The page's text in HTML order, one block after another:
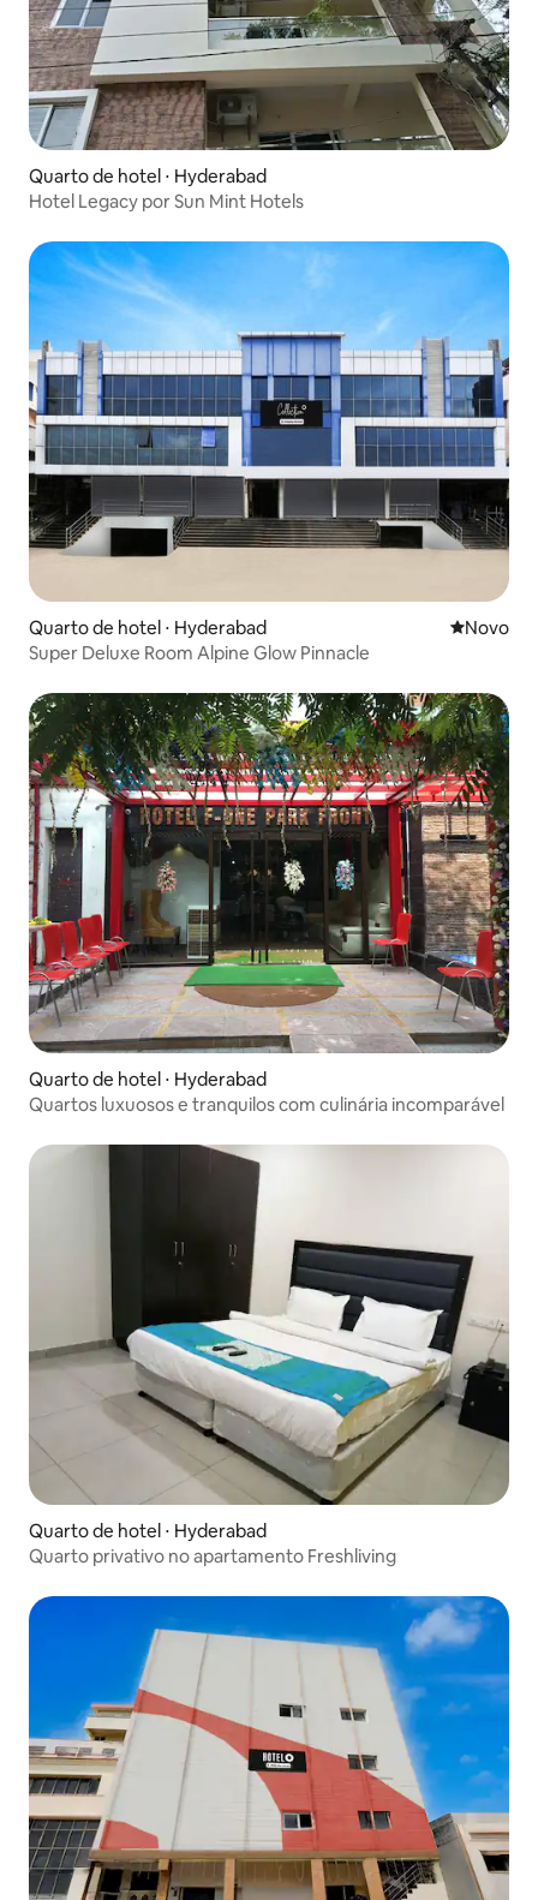
Quarto de hotel ⋅ Hyderabad
Hotel Legacy por Sun Mint Hotels
Quarto de hotel ⋅ Hyderabad Novo
Novo
Super Deluxe Room Alpine Glow Pinnacle
Quarto de hotel ⋅ Hyderabad
Quartos luxuosos e tranquilos com culinária incomparável
Quarto de hotel ⋅ Hyderabad
Quarto privativo no apartamento Freshliving